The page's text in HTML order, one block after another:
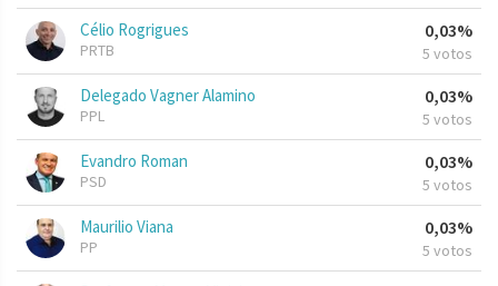
Célio Rogrigues
PRTB
0,03%
5 votos
Delegado Vagner Alamino
PPL
0,03%
5 votos
Evandro Roman
PSD
0,03%
5 votos
Maurilio Viana
PP
0,03%
5 votos